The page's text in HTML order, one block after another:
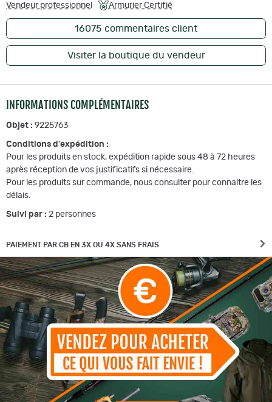
Tissu léger et respirant pour un confort optimal.
Coloris sable discret, parfait pour les environnements outdoor.
Utilisations recommandées :
Voyages et séjours de chasse.
Sorties en pleine nature ou balades en forêt.
Vendeur professionnel Armurier Certifié
16075 commentaires client
Visiter la boutique du vendeur
INFORMATIONS COMPLÉMENTAIRES
Objet : 9225763
Conditions d'expédition :
Pour les produits en stock, expédition rapide sous 48 à 72 heures
après réception de vos justificatifs si nécessaire.
Pour les produits sur commande, nous consulter pour connaitre les
délais.
Suivi par : 2 personnes
PAIEMENT PAR CB EN 3X OU 4X SANS FRAIS